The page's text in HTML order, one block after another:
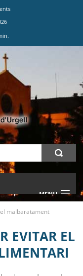
MENU
malbaratament
EVITAR EL